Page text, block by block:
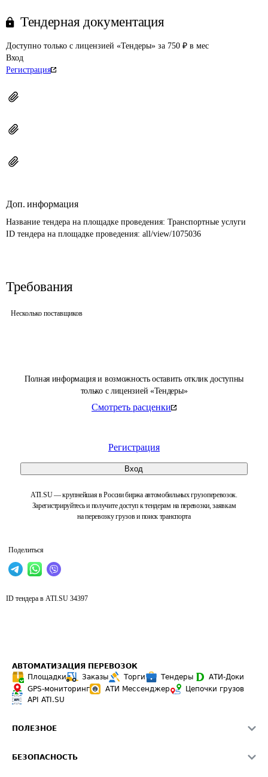
Полная информация и возможность оставить отклик доступны
только с лицензией «Тендеры»
Смотреть расценки
Регистрация
Вход
ATI.SU — крупнейшая в России биржа автомобильных грузоперевозок.
Зарегистрируйтесь и получите доступ к тендерам на перевозки, заявкам
на перевозку грузов и поиск транспорта
Поделиться
Тендерная документация
Доступно только с лицензией «Тендеры» за 750 ₽ в мес
Вход
Регистрация
Доп. информация
Название тендера на площадке проведения: Транспортные услуги
ID тендера на площадке проведения: all/view/1075036
Требования
Несколько поставщиков
ID тендера в ATI.SU 34397
АВТОМАТИЗАЦИЯ ПЕРЕВОЗОК
Площадки
Заказы Торги Тендеры
АТИ-Доки
GPS-мониторинг
АТИ Мессенджер
Цепочки грузов
API ATI.SU
ПОЛЕЗНОЕ
БЕЗОПАСНОСТЬ